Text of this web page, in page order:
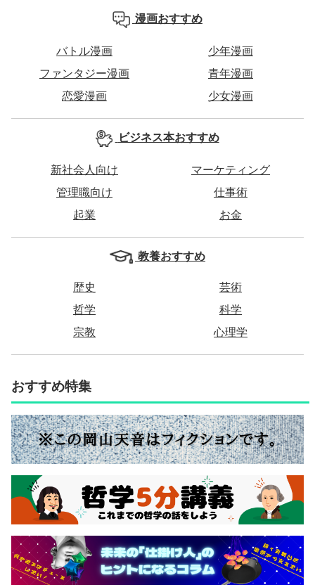
漫画おすすめ
バトル漫画
少年漫画
ファンタジー漫画
青年漫画
恋愛漫画
少女漫画
ビジネス本おすすめ
新社会人向け
マーケティング
管理職向け
仕事術
起業
お金
教養おすすめ
歴史
芸術
哲学
科学
宗教
心理学
おすすめ特集